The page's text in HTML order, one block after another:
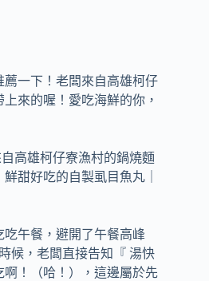
一下！老闆來自高雄柯仔
來的喔！愛吃海鮮的你，
午餐，避開了午餐高峰
候，老闆直接告知『 湯快
！（哈！），這邊屬於先